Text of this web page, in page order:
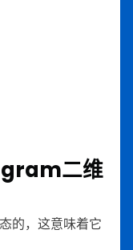
二维
的，这意味着它